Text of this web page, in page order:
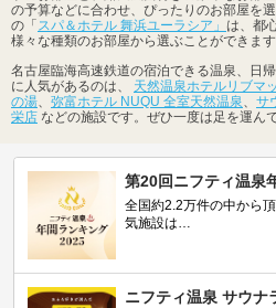
の予算などに合わせ、ぴったりのお部屋を
の「スパ＆ホテル 舞浜ユーラシア」 は、都
様々な種類のお部屋から選ぶことができます
名古屋臨海高速鉄道の宿泊できる温泉、日
に人気があるのは、 天然温泉ホテルリブマ
の湯、 弥富ホテル NUQU 全室天然温泉、 サ
栄店 などの施設です。ぜひ一度は足を運ん
第20回ニフティ温泉
全国約2.2万件の中から
気施設は…
ニフティ温泉 サウナ